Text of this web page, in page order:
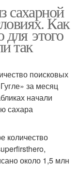
сахарной
Как
для этого
так
поисковых
за месяц
начали
сахара
количество
около 1,5 млн